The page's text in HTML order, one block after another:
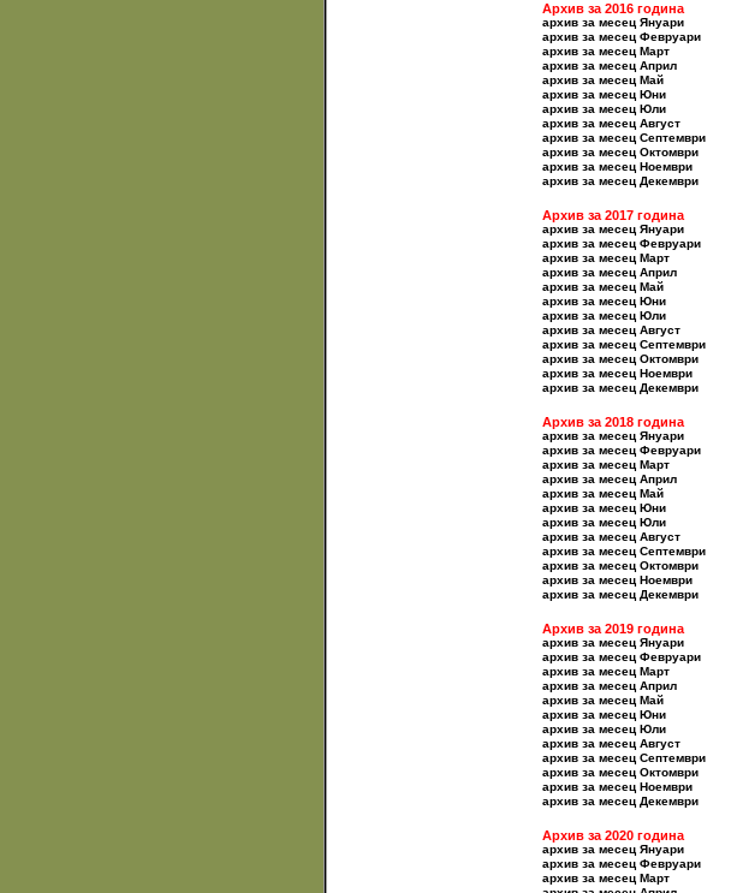
Архив за 2016 година
архив за месец Януари
архив за месец Февруари
архив за месец Март
архив за месец Април
архив за месец Май
архив за месец Юни
архив за месец Юли
архив за месец Август
архив за месец Септември
архив за месец Октомври
архив за месец Ноември
архив за месец Декември
Архив за 2017 година
архив за месец Януари
архив за месец Февруари
архив за месец Март
архив за месец Април
архив за месец Май
архив за месец Юни
архив за месец Юли
архив за месец Август
архив за месец Септември
архив за месец Октомври
архив за месец Ноември
архив за месец Декември
Архив за 2018 година
архив за месец Януари
архив за месец Февруари
архив за месец Март
архив за месец Април
архив за месец Май
архив за месец Юни
архив за месец Юли
архив за месец Август
архив за месец Септември
архив за месец Октомври
архив за месец Ноември
архив за месец Декември
Архив за 2019 година
архив за месец Януари
архив за месец Февруари
архив за месец Март
архив за месец Април
архив за месец Май
архив за месец Юни
архив за месец Юли
архив за месец Август
архив за месец Септември
архив за месец Октомври
архив за месец Ноември
архив за месец Декември
Архив за 2020 година
архив за месец Януари
архив за месец Февруари
архив за месец Март